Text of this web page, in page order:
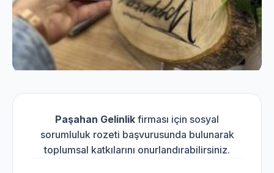
Paşahan Gelinlik firması için sosyal
sorumluluk rozeti başvurusunda bulunarak
toplumsal katkılarını onurlandırabilirsiniz.